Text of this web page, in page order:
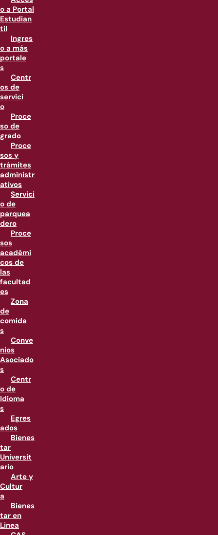
o a Portal
Estudian
til
Ingres
o a más
portale
s
Centr
os de
servici
o
Proce
so de
grado
Proce
sos y
trámites
administr
ativos
Servici
o de
parquea
dero
Proce
sos
académi
cos de
las
facultad
es
Zona
de
comida
s
Conve
nios
Asociado
s
Centr
o de
Idioma
s
Egres
ados
Bienes
tar
Universit
ario
Arte y
Cultur
a
Bienes
tar en
Linea